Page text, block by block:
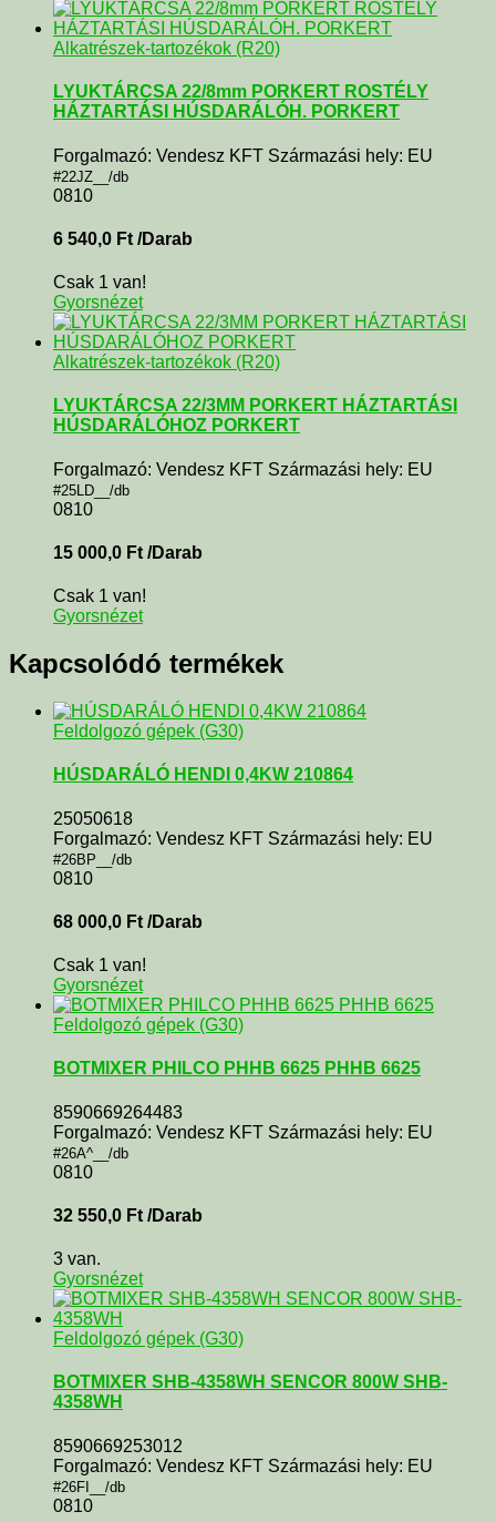
Alkatrészek-tartozékok (R20)
LYUKTÁRCSA 22/8mm PORKERT ROSTÉLY
HÁZTARTÁSI HÚSDARÁLÓH. PORKERT
Forgalmazó: Vendesz KFT Származási hely: EU
#22JZ__/db
0810
6 540,0 Ft /Darab
Csak 1 van!
Gyorsnézet
Alkatrészek-tartozékok (R20)
LYUKTÁRCSA 22/3MM PORKERT HÁZTARTÁSI
HÚSDARÁLÓHOZ PORKERT
Forgalmazó: Vendesz KFT Származási hely: EU
#25LD__/db
0810
15 000,0 Ft /Darab
Csak 1 van!
Gyorsnézet
Kapcsolódó termékek
Feldolgozó gépek (G30)
HÚSDARÁLÓ HENDI 0,4KW 210864
25050618
Forgalmazó: Vendesz KFT Származási hely: EU
#26BP__/db
0810
68 000,0 Ft /Darab
Csak 1 van!
Gyorsnézet
Feldolgozó gépek (G30)
BOTMIXER PHILCO PHHB 6625 PHHB 6625
8590669264483
Forgalmazó: Vendesz KFT Származási hely: EU
#26A^__/db
0810
32 550,0 Ft /Darab
3 van.
Gyorsnézet
Feldolgozó gépek (G30)
BOTMIXER SHB-4358WH SENCOR 800W SHB-
4358WH
8590669253012
Forgalmazó: Vendesz KFT Származási hely: EU
#26FI__/db
0810